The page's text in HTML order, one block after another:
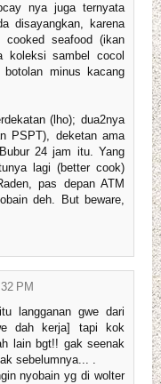
nya juga ternyata
disayangkan, karena
cooked seafood (ikan
koleksi sambel cocol
minus kacang
(lho); dua2nya
PSPT), deketan ama
24 jam itu. Yang
lagi (better cook)
pas depan ATM
deh. But beware,
PM
langganan gwe dari
dah kerja] tapi kok
lain bgt!! gak seenak
sebelumnya... .
nyobain yg di wolter